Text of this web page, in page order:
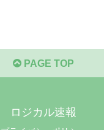
PAGE TOP
ロジカル速報